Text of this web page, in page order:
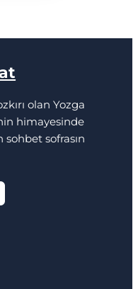
olan Yozga
himayesinde
sofrasın